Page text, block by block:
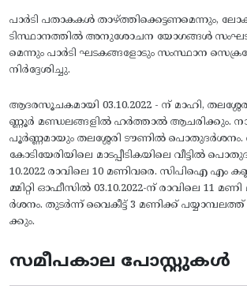
പാര്‍ടി പതാകകള്‍ താഴ്‌ത്തിക്കെട്ടണമെന്നും,
ടിസ്ഥാനത്തില്‍ അനുശോചന യോഗങ്ങള്‍
മെന്നും പാര്‍ടി ഘടകങ്ങളോടും സംസ്ഥാന
നിര്‍ദ്ദേശിച്ചു.
ആദരസൂചകമായി 03.10.2022 - ന്‌ മാഹി,
ണ്ണൂര്‍ മണ്ഡലങ്ങളില്‍ ഹര്‍ത്താല്‍ ആചരിക്കും.
പൂര്‍ണ്ണമായും തലശ്ശേരി ടൗണില്‍ പൊതുദര്‍ശനം.
കോടിയേരിയിലെ മാടപ്പീടികയിലെ വീട്ടില്‍
10.2022 രാവിലെ 10 മണിവരെ. സിപിഐ എം
മ്മിറ്റി ഓഫീസില്‍ 03.10.2022-ന്‌ രാവിലെ 11
ര്‍ശനം. തുടര്‍ന്ന്‌ വൈകീട്ട്‌ 3 മണിക്ക്‌
ക്കും.
സമീപകാല പോസ്റ്റുകൾ